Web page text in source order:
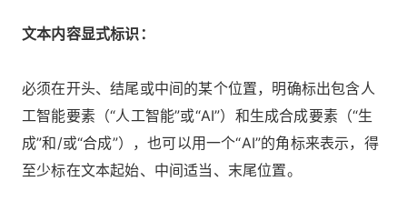
文本内容显式标识：
必须在开头、结尾或中间的某个位置，明确标出包含人
工智能要素（“人工智能”或“AI”）和生成合成要素（“生
成”和/或“合成”），也可以用一个“AI”的角标来表示，得
至少标在文本起始、中间适当、末尾位置。